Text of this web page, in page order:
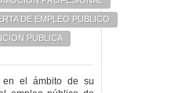
DE EMPLEO PUBLICO
PUBLICA
en el ámbito de su